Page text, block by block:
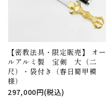
【密教法具・限定販売】 オー
ルアルミ製 宝剣 大（二
尺）・袋付き（春日蜀甲模
様）
297,000円(税込)